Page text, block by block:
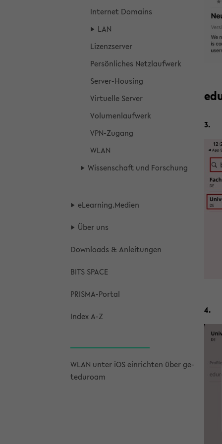
In­ter­net Do­mains
LAN
Li­zenz­ser­ver
Per­sön­li­ches Netz­lauf­werk
Server-​Housing
Vir­tu­el­le Ser­ver
Vo­lu­men­lauf­werk
VPN-​Zugang
WLAN
Wis­sen­schaft und For­schung
eLear­ning.Me­di­en
Über uns
Down­loads & An­lei­tun­gen
BITS SPACE
PRISMA-​Portal
Index A-Z
WLAN unter iOS ein­rich­ten über ge­
te­du­ro­am
3.
4.